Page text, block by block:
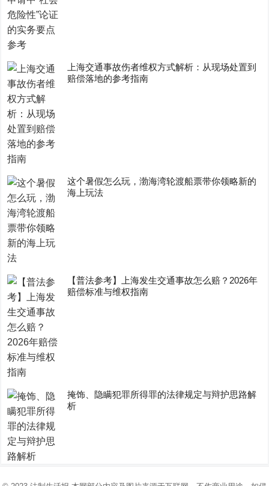
上海交通事故伤者维权方式解析：从现场处置到
赔偿落地的参考指南
这个暑假怎么玩，渤海湾轮渡船票带你领略新的
海上玩法
【普法参考】上海发生交通事故怎么赔？2026年
赔偿标准与维权指南
掩饰、隐瞒犯罪所得罪的法律规定与辩护思路解
析